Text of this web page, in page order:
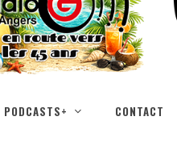
PODCASTS+ CONTACT